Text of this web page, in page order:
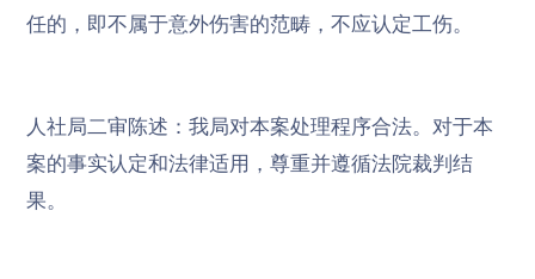
任的，即不属于意外伤害的范畴，不应认定工伤。
人社局二审陈述：我局对本案处理程序合法。对于本
案的事实认定和法律适用，尊重并遵循法院裁判结
果。